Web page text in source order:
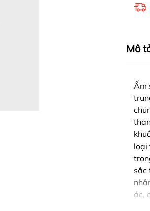
Mô
Ấm
loại
sắc
ác,